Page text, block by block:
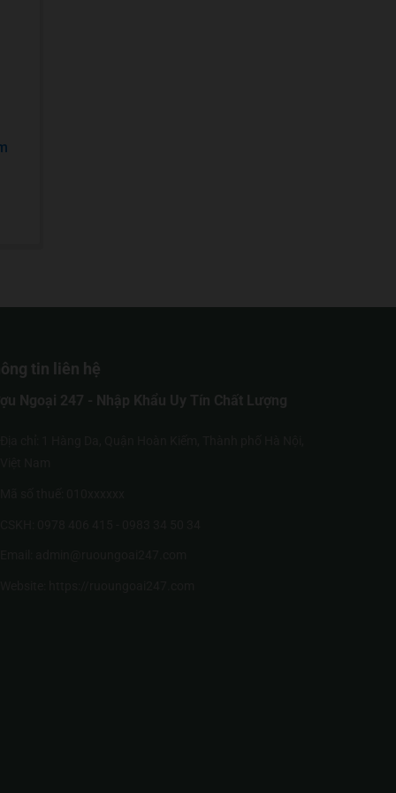
tin liên hệ
Ngoại 247 - Nhập Khẩu Uy Tín Chất Lượng